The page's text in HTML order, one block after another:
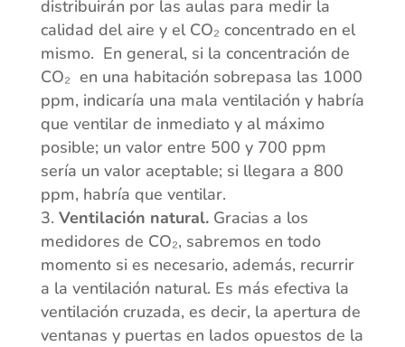
distribuirán por las aulas para medir la
calidad del aire y el CO₂ concentrado en el
mismo. En general, si la concentración de
CO₂ en una habitación sobrepasa las 1000
ppm, indicaría una mala ventilación y habría
que ventilar de inmediato y al máximo
posible; un valor entre 500 y 700 ppm
sería un valor aceptable; si llegara a 800
ppm, habría que ventilar.
Ventilación natural.Gracias a los
medidores de CO₂, sabremos en todo
momento si es necesario, además, recurrir
a la ventilación natural. Es más efectiva la
ventilación cruzada, es decir, la apertura de
ventanas y puertas en lados opuestos de la